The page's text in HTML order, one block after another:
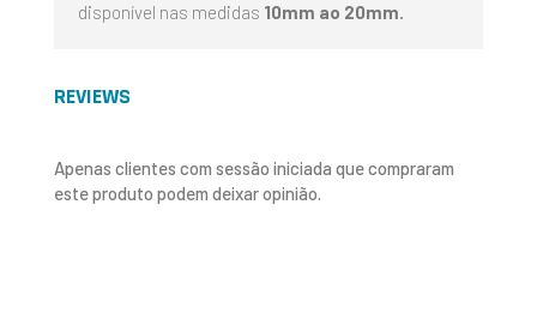
disponível nas medidas 10mm ao 20mm.
REVIEWS
Apenas clientes com sessão iniciada que compraram
este produto podem deixar opinião.